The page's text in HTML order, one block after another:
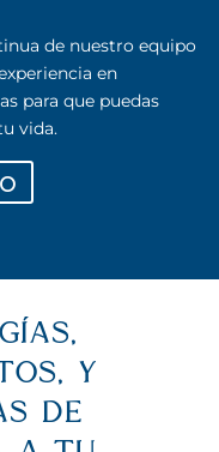
de nuestro equipo
en
para que puedas
vida.
y
de